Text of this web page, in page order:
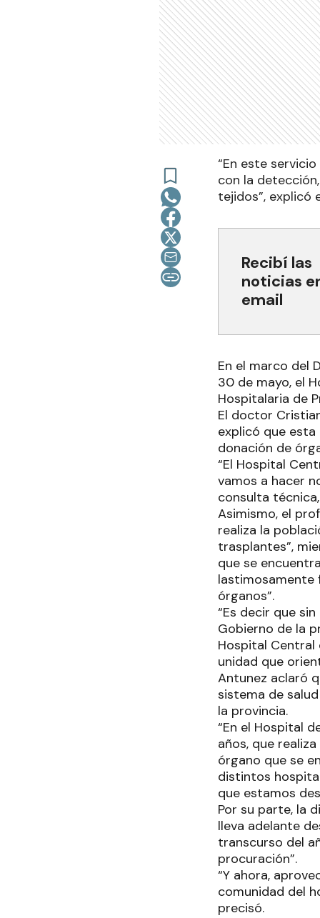
“En este
con la
tejidos”, explicó
Recibí las
noticias
email
En el marco del
30 de mayo, el
Hospitalaria de
El doctor
explicó que
donación de
“El Hospital
vamos a hacer
consulta
Asimismo, el
realiza la
trasplantes”,
que se
lastimosamente
órganos”.
“Es decir que
Gobierno de la
Hospital
unidad que
Antunez aclaró
sistema de
la provincia.
“En el Hospital
años, que
órgano que se
distintos
que estamos
Por su parte, la
lleva adelante
transcurso del
procuración”.
“Y ahora,
comunidad del
precisó.